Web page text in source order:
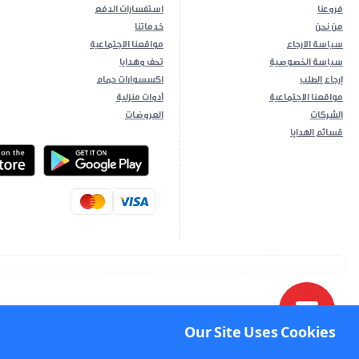
Our Site Uses Cookies
Our Site Uses Cookies
استفسارات الدفع
خدماتنا
مواقعنا الاجتماعية
تحف وهدايا
اكسسوارات حمام
أدوات منزلية
العروضات
ios App Android App
فروعنا
من نحن
سياسة الارجاع
سياسة الخصوصية
إرجاع الطلب
مواقعنا الاجتماعية
الشركات
قسائم الهدايا